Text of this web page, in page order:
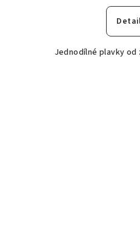
Jednodílné plavky od